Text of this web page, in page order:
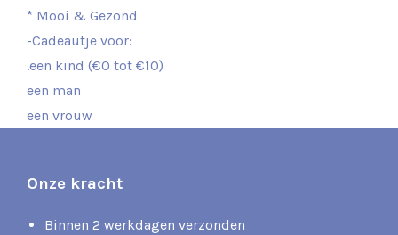
* Mooi & Gezond
-Cadeautje voor:
.een kind (€0 tot €10)
een man
een vrouw
Onze kracht
Binnen 2 werkdagen verzonden